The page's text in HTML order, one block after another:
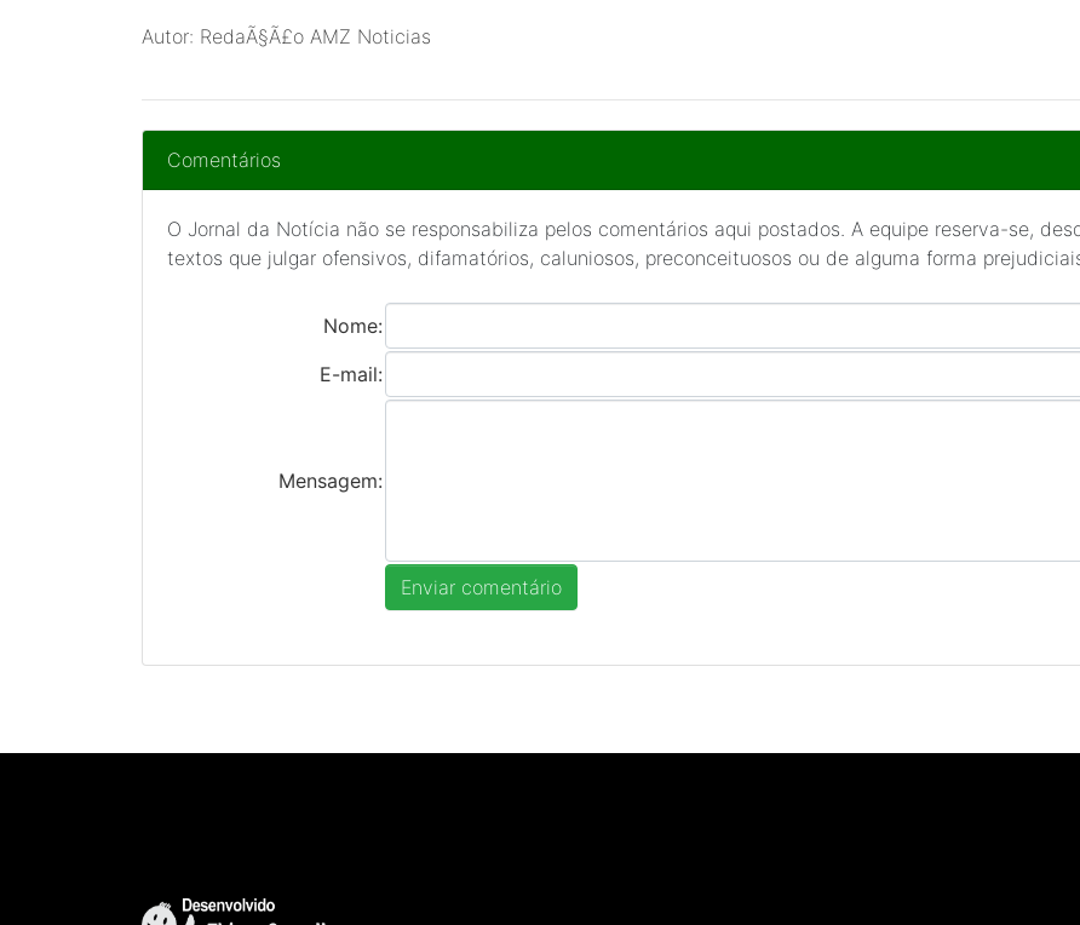
Autor: RedaÃ§Ã£o AMZ Noticias
Comentários
O Jornal da Notícia não se responsabiliza pelos comentários aqui postados. A equipe reserva-se,
textos que julgar ofensivos, difamatórios, caluniosos, preconceituosos ou de alguma forma
Nome:
E-mail:
Mensagem: